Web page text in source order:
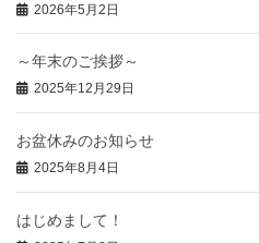
2026年5月2日
～年末のご挨拶～
2025年12月29日
お盆休みのお知らせ
2025年8月4日
はじめまして！